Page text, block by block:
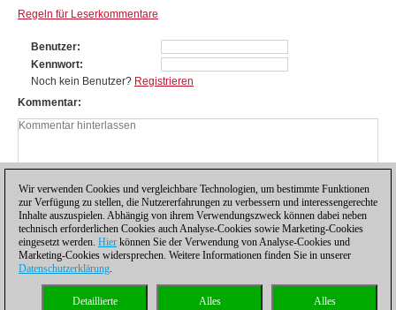
Regeln für Leserkommentare
Benutzer
Kennwort
Noch kein Benutzer? Registrieren
Kommentar
Datenschutzhinweis| Kontakt| |Lizenzen
Wir verwenden Cookies und vergleichbare Technologien, um bestimmte Funktionen
zur Verfügung zu stellen, die Nutzererfahrungen zu verbessern und interessengerechte
Inhalte auszuspielen. Abhängig von ihrem Verwendungszweck können dabei neben
technisch erforderlichen Cookies auch Analyse-Cookies sowie Marketing-Cookies
eingesetzt werden. Hier können Sie der Verwendung von Analyse-Cookies und
Marketing-Cookies widersprechen. Weitere Informationen finden Sie in unserer
Datenschutzerklärung.
Alles
Alles
Detaillierte